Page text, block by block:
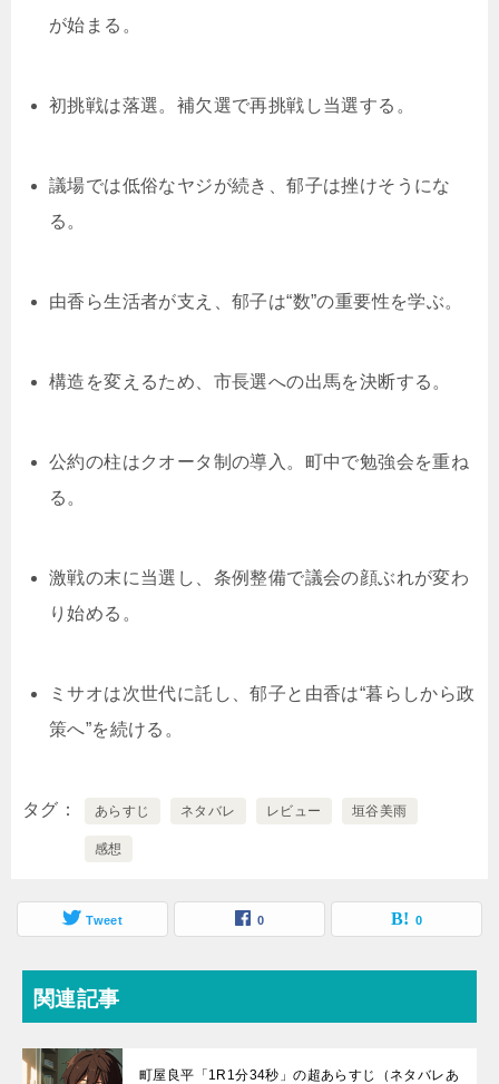
が始まる。
初挑戦は落選。補欠選で再挑戦し当選する。
議場では低俗なヤジが続き、郁子は挫けそうにな
る。
由香ら生活者が支え、郁子は“数”の重要性を学ぶ。
構造を変えるため、市長選への出馬を決断する。
公約の柱はクオータ制の導入。町中で勉強会を重ね
る。
激戦の末に当選し、条例整備で議会の顔ぶれが変わ
り始める。
ミサオは次世代に託し、郁子と由香は“暮らしから政
策へ”を続ける。
タグ あらすじ ネタバレ レビュー 垣谷美雨
感想
Tweet 0 0
関連記事
町屋良平「1R1分34秒」の超あらすじ（ネタバレあ